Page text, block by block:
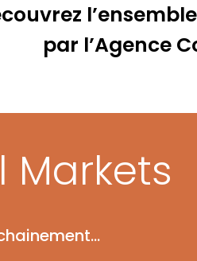
par l’Agence
Markets